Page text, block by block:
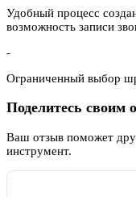
Удобный процесс
возможность записи
-
Ограниченный выбор
Поделитесь своим
Ваш отзыв поможет
инструмент.